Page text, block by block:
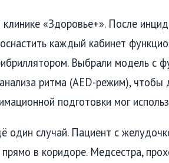
«Здоровье+». После
каждый кабинет
Выбрали модель с
ритма (AED-режим),
подготовки мог
один случай. Пациент с
прямо в коридоре. Медсестра,